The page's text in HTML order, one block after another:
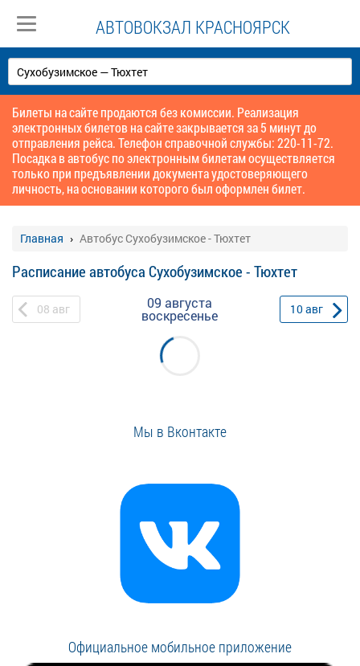
АВТОВОКЗАЛ КРАСНОЯРСК
Билеты на сайте продаются без комиссии. Реализация
электронных билетов на сайте закрывается за 5 минут до
отправления рейса. Телефон справочной службы: 220-11-72.
Посадка в автобус по электронным билетам осуществляется
только при предъявлении документа удостоверяющего
личность, на основании которого был оформлен билет.
Главная Автобус Сухобузимское - Тюхтет
Расписание автобуса Сухобузимское - Тюхтет
08 авг 09 августа
воскресенье 10авг
Мы в Вконтакте
Официальное мобильное приложение